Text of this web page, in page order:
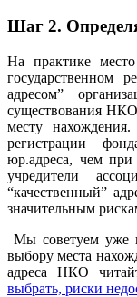
Шаг 2.
На практике
государственном
адресом”
существования НКО
месту
регистрации
юр.адреса, чем при
учредители
“качественный”
значительным
Мы советуем уже
выбору места
адреса НКО
выбрать, риски